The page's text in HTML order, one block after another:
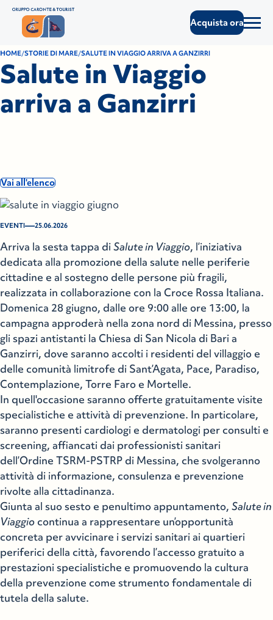
Acquista ora
HOME STORIE DI MARE SALUTE IN VIAGGIO ARRIVA A GANZIRRI
Salute in Viaggio
arriva a Ganzirri
Vai all'elenco
EVENTI—25.06.2026
Arriva la sesta tappa diSalute in Viaggio, l’iniziativa
dedicata alla promozione della salute nelle periferie
cittadine e al sostegno delle persone più fragili,
realizzata in collaborazione con la Croce Rossa Italiana.
Domenica 28 giugno, dalle ore 9:00 alle ore 13:00, la
campagna approderà nella zona nord di Messina, presso
gli spazi antistanti la Chiesa di San Nicola di Bari a
Ganzirri, dove saranno accolti i residenti del villaggio e
delle comunità limitrofe di Sant’Agata, Pace, Paradiso,
Contemplazione, Torre Faro e Mortelle.
In quell'occasione saranno offerte gratuitamente visite
specialistiche e attività di prevenzione. In particolare,
saranno presenti cardiologi e dermatologi per consulti e
screening, affiancati dai professionisti sanitari
dell’Ordine TSRM-PSTRP di Messina, che svolgeranno
attività di informazione, consulenza e prevenzione
rivolte alla cittadinanza.
Giunta al suo sesto e penultimo appuntamento, Salute in
Viaggio continua a rappresentare un’opportunità
concreta per avvicinare i servizi sanitari ai quartieri
periferici della città, favorendo l’accesso gratuito a
prestazioni specialistiche e promuovendo la cultura
della prevenzione come strumento fondamentale di
tutela della salute.